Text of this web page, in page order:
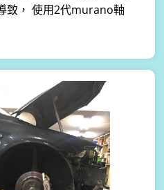
致， 使用2代murano軸